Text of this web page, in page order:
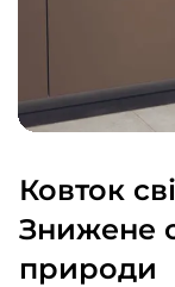
Ковток
Знижене
природи